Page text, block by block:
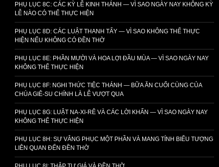
PHỤ LỤC 8C: CÁC KỲ LỄ KINH THÁNH — VÌ SAO NGÀY NAY KHÔNG KỲ
LỄ NÀO CÓ THỂ THỰC HIỆN
PHỤ LỤC 8D: CÁC LUẬT THANH TẨY — VÌ SAO KHÔNG THỂ THỰC
HIỆN NẾU KHÔNG CÓ ĐỀN THỜ
PHỤ LỤC 8E: PHẦN MƯỜI VÀ HOA LỢI ĐẦU MÙA — VÌ SAO NGÀY NAY
KHÔNG THỂ THỰC HIỆN
PHỤ LỤC 8F: NGHI THỨC TIỆC THÁNH — BỮA ĂN CUỐI CÙNG CỦA
CHÚA GIÊ-SU CHÍNH LÀ LỄ VƯỢT QUA
PHỤ LỤC 8G: LUẬT NA-XI-RÊ VÀ CÁC LỜI KHẤN — VÌ SAO NGÀY NAY
KHÔNG THỂ THỰC HIỆN
PHỤ LỤC 8H: SỰ VÂNG PHỤC MỘT PHẦN VÀ MANG TÍNH BIỂU TƯỢNG
LIÊN QUAN ĐẾN ĐỀN THỜ